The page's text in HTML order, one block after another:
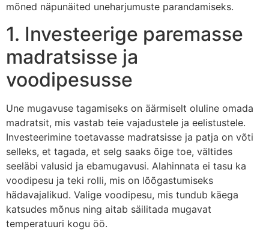
mõned näpunäited uneharjumuste parandamiseks.
1. Investeerige paremasse
madratsisse ja
voodipesusse
Une mugavuse tagamiseks on äärmiselt oluline omada
madratsit, mis vastab teie vajadustele ja eelistustele.
Investeerimine toetavasse madratsisse ja patja on võti
selleks, et tagada, et selg saaks õige toe, vältides
seeläbi valusid ja ebamugavusi. Alahinnata ei tasu ka
voodipesu ja teki rolli, mis on lõõgastumiseks
hädavajalikud. Valige voodipesu, mis tundub käega
katsudes mõnus ning aitab säilitada mugavat
temperatuuri kogu öö.